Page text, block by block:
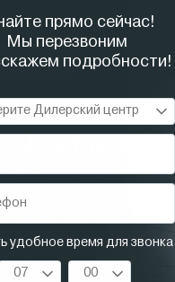
салон, мягкие
управления,
всё на своих
распределить
багажник — и